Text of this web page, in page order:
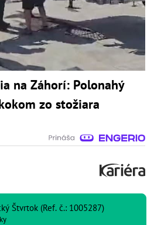
na Záhorí: Polonahý
zo stožiara
Štvrtok (Ref. č.: 1005287)